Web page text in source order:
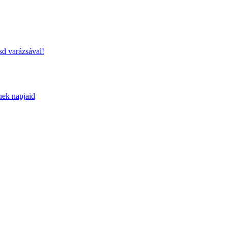
varázsával!
napjaid